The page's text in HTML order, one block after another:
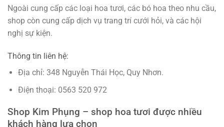
Ngoài cung cấp các loại hoa tươi, các bó hoa theo nhu cầu,
shop còn cung cấp dịch vụ trang trí cưới hỏi, và các hội
nghị sự kiện.
Thông tin liên hệ:
Địa chỉ: 348 Nguyễn Thái Học, Quy Nhơn.
Điện thoại: 0563 520 972
Shop Kim Phụng – shop hoa tươi được nhiều
khách hàng lựa chọn